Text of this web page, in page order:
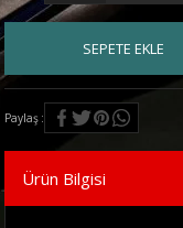
SEPETE EKLE
Paylaş
Ürün Bilgisi